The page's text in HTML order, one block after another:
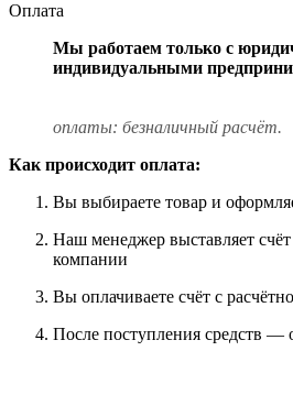
Оплата
Мы работаем только с
индивидуальными
оплаты: безналичный расчёт.
Как происходит оплата:
Вы выбираете товар и
Наш менеджер выставляет
компании
Вы оплачиваете счёт с
После поступления средств —